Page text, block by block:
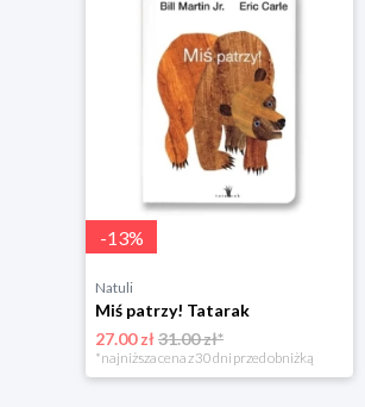
-13%
Natuli
Miś patrzy! Tatarak
27.00 zł31.00 zł*
*najniższa cena z 30 dni przed obniżką